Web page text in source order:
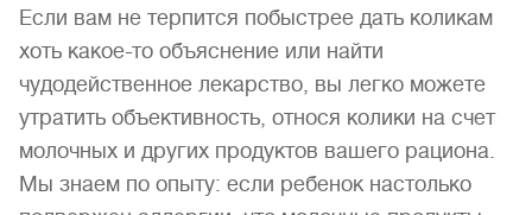
Если вам не терпится побыстрее дать коликам
хоть какое-то объяснение или найти
чудодейственное лекарство, вы легко можете
утратить объективность, относя колики на счет
молочных и других продуктов вашего рациона.
Мы знаем по опыту: если ребенок настолько